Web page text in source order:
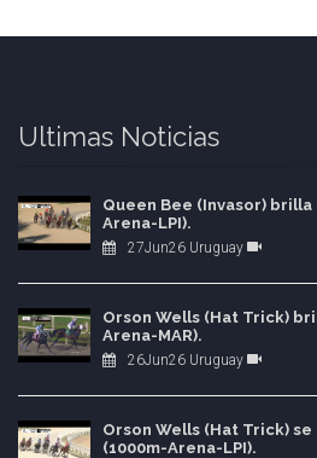
Ultimas Noticias
Queen Bee (Invasor)
Arena-LPI).
27Jun26 Uruguay
Orson Wells (Hat Trick)
Arena-MAR).
26Jun26 Uruguay
Orson Wells (Hat Trick)
(1000m-Arena-LPI).